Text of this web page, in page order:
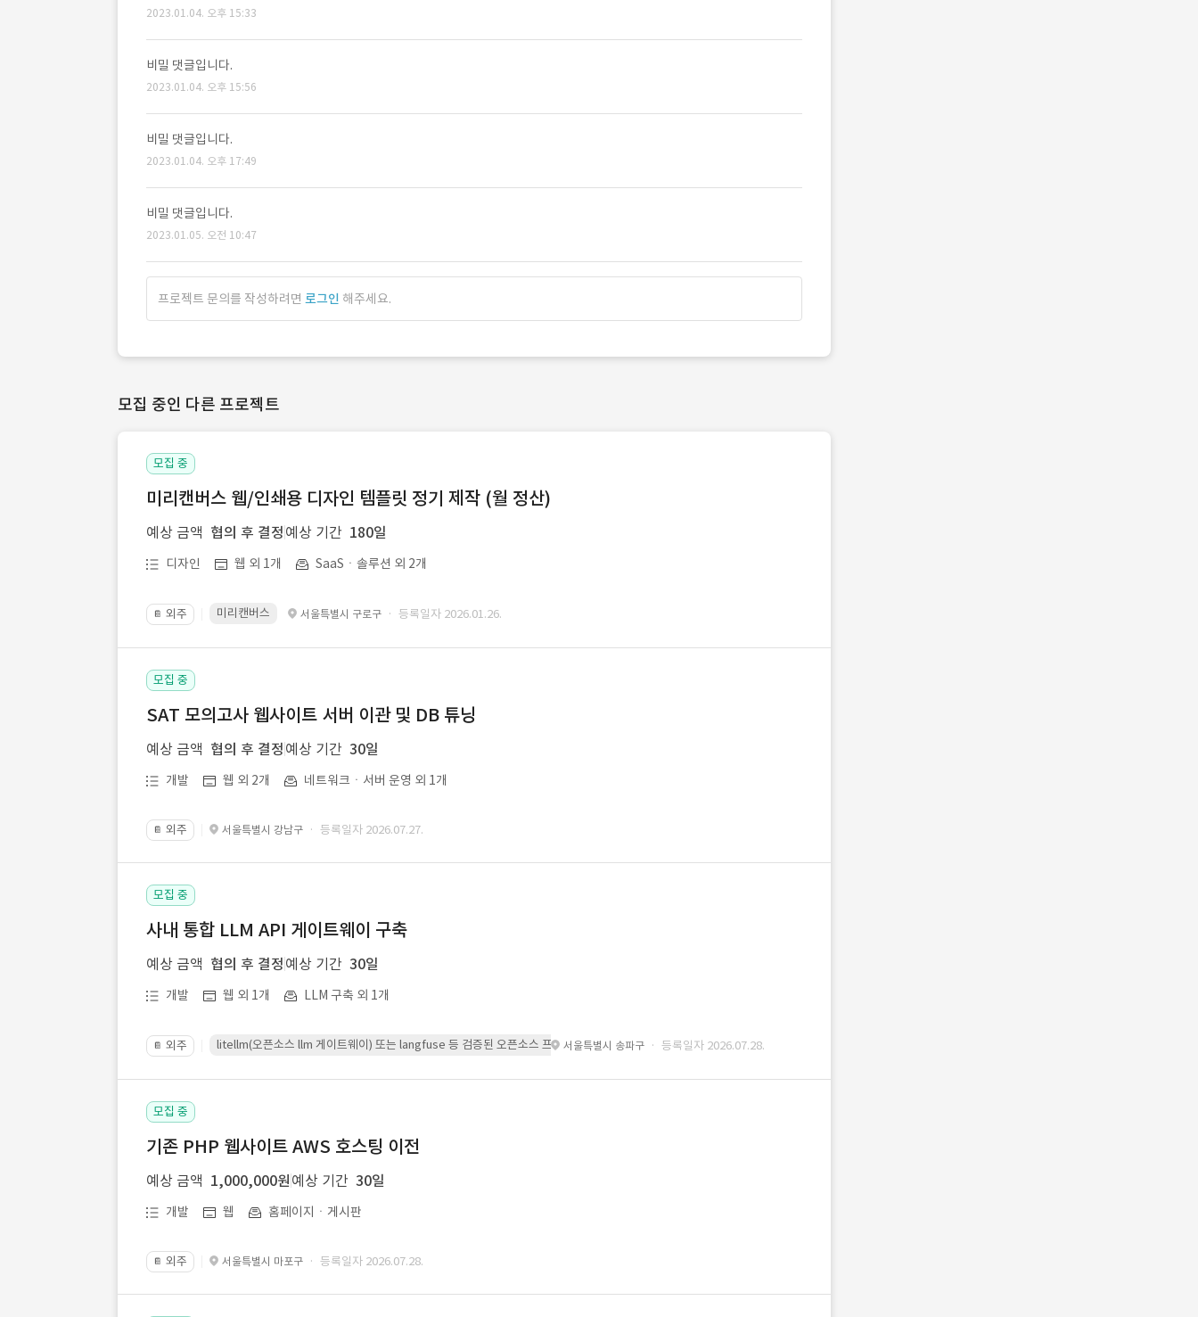
2023.01.04. 오후 15:33
비밀 댓글입니다.
2023.01.04. 오후 15:56
비밀 댓글입니다.
2023.01.04. 오후 17:49
비밀 댓글입니다.
2023.01.05. 오전 10:47
프로젝트 문의를 작성하려면 로그인 해주세요.
모집 중인 다른 프로젝트
모집 중
미리캔버스 웹/인쇄용 디자인 템플릿 정기 제작 (월 정산)
예상 금액 협의 후 결정 예상 기간 180일
디자인 웹 외 1개 SaaSㆍ솔루션 외 2개
📔 외주 미리캔버스 서울특별시 구로구 · 등록일자 2026.01.26.
모집 중
SAT 모의고사 웹사이트 서버 이관 및 DB 튜닝
예상 금액 협의 후 결정 예상 기간 30일
개발 웹 외 2개 네트워크ㆍ서버 운영 외 1개
📔 외주 서울특별시 강남구 · 등록일자 2026.07.27.
모집 중
사내 통합 LLM API 게이트웨이 구축
예상 금액 협의 후 결정 예상 기간 30일
개발 웹 외 1개 LLM 구축 외 1개
📔 외주 litellm(오픈소스 llm 게이트웨이) 또는 langfuse 등 검증된 오픈소스 프레임워크를 기반으로 시스템을 구축
서울특별시 송파구 · 등록일자 2026.07.28.
모집 중
기존 PHP 웹사이트 AWS 호스팅 이전
예상 금액 1,000,000원 예상 기간 30일
개발 웹 홈페이지ㆍ게시판
📔 외주 서울특별시 마포구 · 등록일자 2026.07.28.